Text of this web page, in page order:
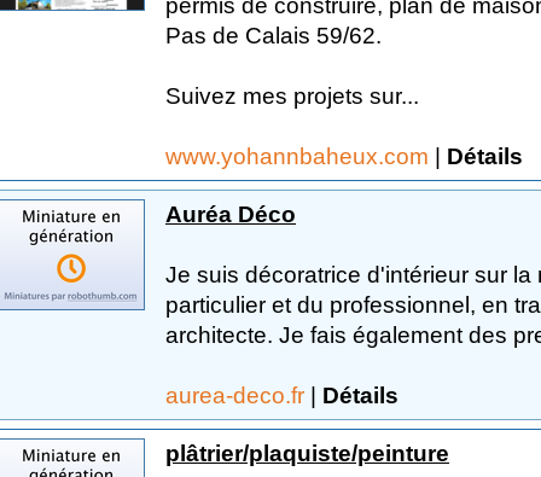
Pas de Calais 59/62.
Suivez mes projets sur...
www.yohannbaheux.com | Détails
Auréa Déco
Je suis décoratrice d'intérieur sur
particulier et du professionnel, en
architecte. Je fais également des
aurea-deco.fr | Détails
plâtrier/plaquiste/peinture